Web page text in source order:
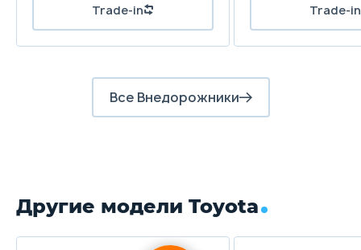
Trade-in Trade-in
Все Внедорожники
Другие модели Toyota